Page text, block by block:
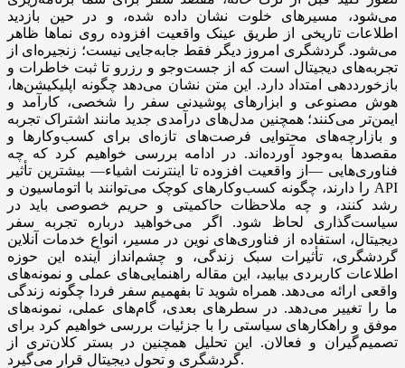
می‌شود، مسیرهای خلوت نشان داده شده، و در حین بازدید
اطلاعات تاریخی از طریق عینک واقعیت افزوده روی نماها ظاهر
می‌شود. گردشگری امروز دیگر فقط جابه‌جایی نیست؛ زنجیره‌ای از
تجربه‌های دیجیتال است که از جست‌وجو و رزرو تا ثبت خاطرات و
بازخورددهی امتداد دارد. این متن نشان می‌دهد چگونه اپلیکیشن‌ها،
هوش مصنوعی و ابزارهای پوشیدنی سفر را شخصی، کارآمد و
ایمن‌تر می‌کنند؛ همچنین مدل‌های درآمدی جدید مانند اشتراک تجربه
و بازارچه‌های محتوایی فرصت‌های تازه‌ای برای کسب‌وکارها و
مقصدها به‌وجود آورده‌اند. در ادامه بررسی خواهیم کرد که چه
فناوری‌هایی —از واقعیت افزوده تا اینترنت اشیاء— بیشترین تأثیر
را دارند، چگونه کسب‌وکارهای کوچک می‌توانند با اتوماسیون و API
رشد کنند، و چه ملاحظات حاکمیتی و حریم خصوصی باید در
سیاست‌گذاری لحاظ شود. اگر می‌خواهید درباره تجربه سفر
دیجیتال، استفاده از فناوری‌های نوین در مسیر، انواع خدمات آنلاین
گردشگری، تأثیرات سبک زندگی، و چشم‌انداز آینده این حوزه
اطلاعات کاربردی بیابید، این مقاله راهنمایی‌های عملی و نمونه‌های
واقعی ارائه می‌دهد. همراه شوید تا بفهمیم سفر فردا چگونه زندگی
ما را تغییر می‌دهد. در سطرهای بعدی، گام‌های عملی، نمونه‌های
موفق و راهکارهای سیاستی را با جزئیات بررسی خواهیم کرد برای
تصمیم‌گیران و فعالان. این تحلیل همچنین در بستر کلان‌تری از
گردشگری و تحول دیجیتال قرار می‌گیرد.